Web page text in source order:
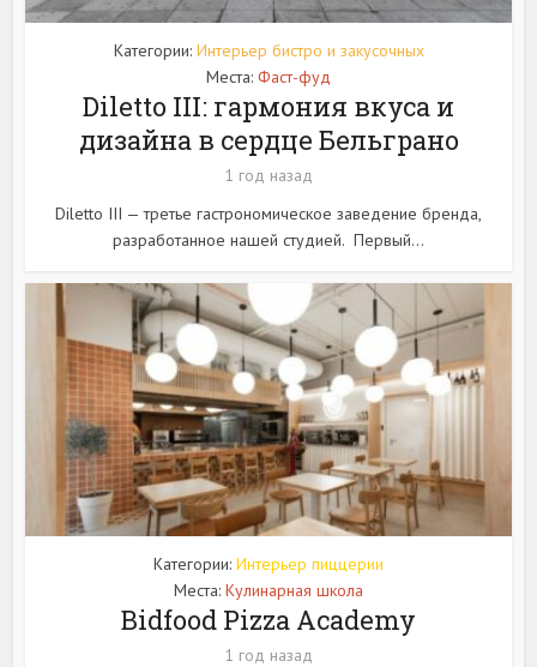
Категории: Интерьер бистро и закусочных
Места: Фаст-фуд
Diletto III: гармония вкуса и
дизайна в сердце Бельграно
1 год назад
Diletto III — третье гастрономическое заведение бренда,
разработанное нашей студией. Первый...
Категории: Интерьер пиццерии
Места: Кулинарная школа
Bidfood Pizza Academy
1 год назад